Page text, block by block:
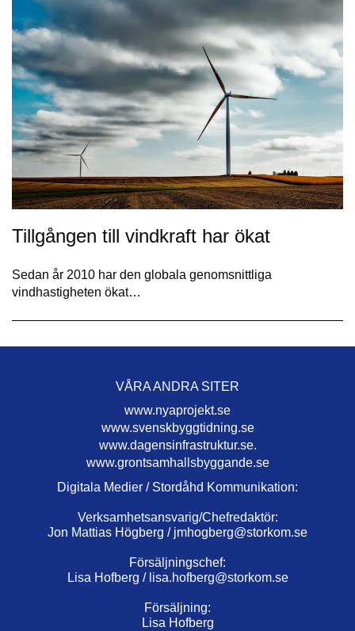
Tillgången till vindkraft har ökat
Sedan år 2010 har den globala genomsnittliga
vindhastigheten ökat…
VÅRA ANDRA SITER
www.nyaprojekt.se
www.svenskbyggtidning.se
www.dagensinfrastruktur.se.
www.grontsamhallsbyggande.se
Digitala Medier / Stordåhd Kommunikation:
Verksamhetsansvarig/Chefredaktör:
Jon Mattias Högberg / jmhogberg@storkom.se
Försäljningschef:
Lisa Hofberg / lisa.hofberg@storkom.se
Försäljning:
Lisa Hofberg